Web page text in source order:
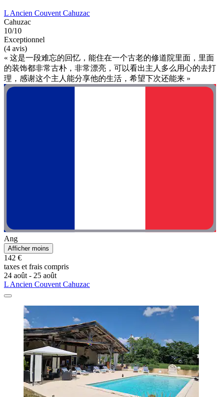
L Ancien Couvent Cahuzac
Cahuzac
10/10
Exceptionnel
(4 avis)
« 这是一段难忘的回忆，能住在一个古老的修道院里面，里面
的装饰都非常古朴，非常漂亮，可以看出主人多么用心的去打
理，感谢这个主人能分享他的生活，希望下次还能来 »
Ang
Afficher moins
142 €
taxes et frais compris
24 août - 25 août
L Ancien Couvent Cahuzac